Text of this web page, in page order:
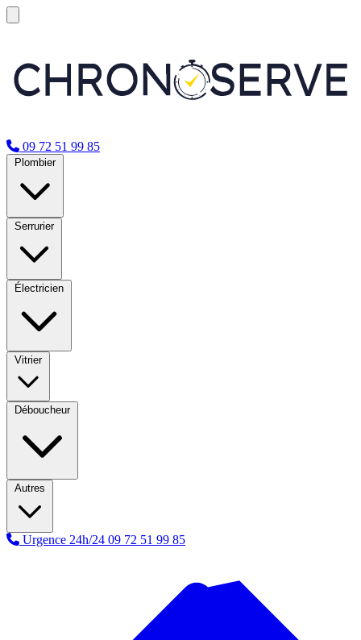
09 72 51 99 85
Plombier
Serrurier
Électricien
Vitrier
Déboucheur
Autres
Urgence 24h/24 09 72 51 99 85